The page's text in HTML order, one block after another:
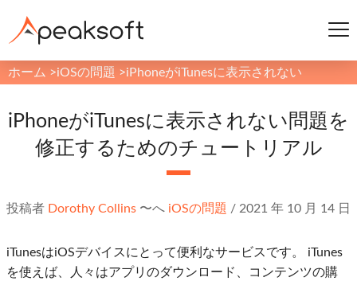
ホーム >iOSの問題 >iPhoneがiTunesに表示されない
iPhoneがiTunesに表示されない問題を
修正するためのチュートリアル
投稿者 Dorothy Collins 〜へ iOSの問題 / 2021 年 10 月 14 日
iTunesはiOSデバイスにとって便利なサービスです。 iTunes
を使えば、人々はアプリのダウンロード、コンテンツの購